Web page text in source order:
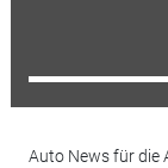
Auto News für die